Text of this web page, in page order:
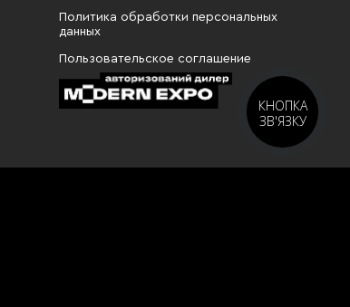
Политика обработки персональных
данных
Пользовательское соглашение
КНОПКА
ЗВ'ЯЗКУ